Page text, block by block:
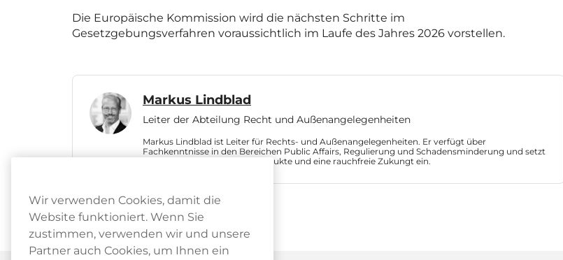
Die Europäische Kommission wird die nächsten Schritte im
Gesetzgebungsverfahren voraussichtlich im Laufe des Jahres 2026 vorstellen.
Markus Lindblad
Leiter der Abteilung Recht und Außenangelegenheiten
Markus Lindblad ist Leiter für Rechts- und Außenangelegenheiten. Er verfügt über
Fachkenntnisse in den Bereichen Public Affairs, Regulierung und Schadensminderung und setzt
sich für alternative Nikotinprodukte und eine rauchfreie Zukungt ein.
Wir verwenden Cookies, damit die
Website funktioniert. Wenn Sie
zustimmen, verwenden wir und unsere
Partner auch Cookies, um Ihnen ein